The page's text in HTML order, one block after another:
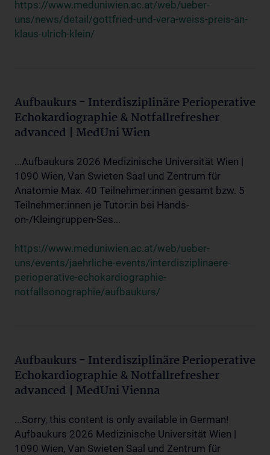
https://www.meduniwien.ac.at/web/ueber-
uns/news/detail/gottfried-und-vera-weiss-preis-an-
klaus-ulrich-klein/
Aufbaukurs - Interdisziplinäre Perioperative
Echokardiographie & Notfallrefresher
advanced | MedUni Wien
...Aufbaukurs 2026 Medizinische Universität Wien |
1090 Wien, Van Swieten Saal und Zentrum für
Anatomie Max. 40 Teilnehmer:innen gesamt bzw. 5
Teilnehmer:innen je Tutor:in bei Hands-
on-/Kleingruppen-Ses...
https://www.meduniwien.ac.at/web/ueber-
uns/events/jaehrliche-events/interdisziplinaere-
perioperative-echokardiographie-
notfallsonographie/aufbaukurs/
Aufbaukurs - Interdisziplinäre Perioperative
Echokardiographie & Notfallrefresher
advanced | MedUni Vienna
...Sorry, this content is only available in German!
Aufbaukurs 2026 Medizinische Universität Wien |
1090 Wien, Van Swieten Saal und Zentrum für